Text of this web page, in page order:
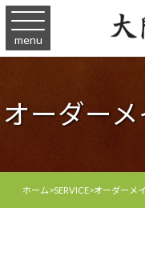
menu
オーダー
ホーム>SERVICE>オーダーメ